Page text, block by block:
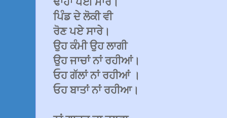
ਢਾਹਾਂ ਪਈ ਮਾਰੇ।
ਪਿੰਡ ਦੇ ਲੋਕੀ ਵੀ
ਰੋਣ ਪਏ ਸਾਰੇ।
ਉਹ ਕੰਮੀ ਉਹ ਲਾਗੀ
ਉਹ ਜਾਚਾਂ ਨਾਂ ਰਹੀਆਂ।
ਓਹ ਗੱਲਾਂ ਨਾਂ ਰਹੀਆਂ ।
ਓਹ ਬਾਤਾਂ ਨਾਂ ਰਹੀਆ।